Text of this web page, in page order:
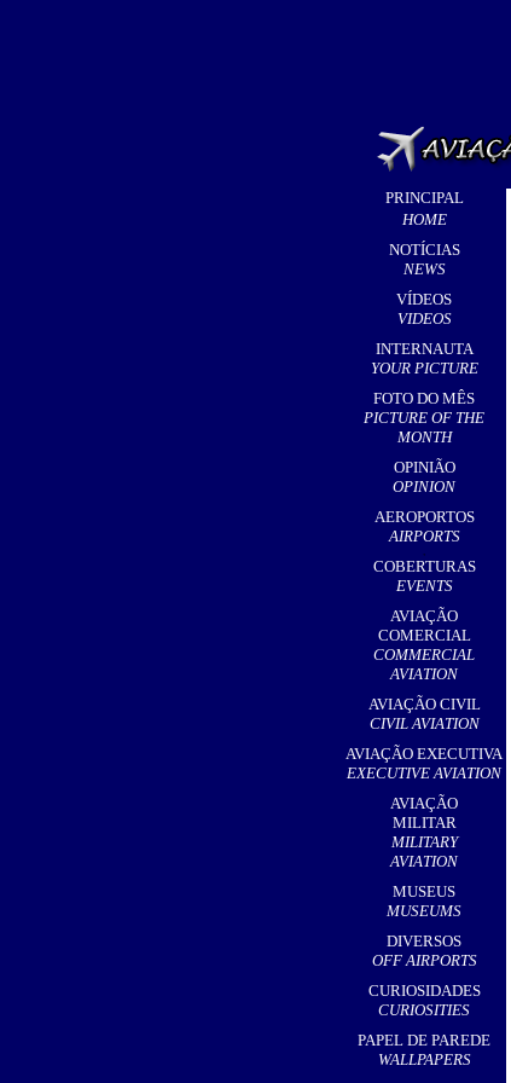
PRINCIPAL
HOME
NOTÍCIAS
NEWS
VÍDEOS
VIDEOS
INTERNAUTA
YOUR PICTURE
FOTO DO MÊS
PICTURE OF THE
MONTH
OPINIÃO
OPINION
AEROPORTOS
AIRPORTS
,
COBERTURAS
EVENTS
AVIAÇÃO
COMERCIAL
COMMERCIAL
AVIATION
AVIAÇÃO CIVIL
CIVIL AVIATION
AVIAÇÃO EXECUTIVA
EXECUTIVE AVIATION
AVIAÇÃO
MILITAR
MILITARY
AVIATION
MUSEUS
MUSEUMS
DIVERSOS
OFF AIRPORTS
CURIOSIDADES
CURIOSITIES
PAPEL DE PAREDE
WALLPAPERS